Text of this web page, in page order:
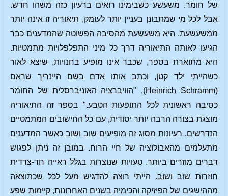
של חומר. משעשע כשבימינו רואים ברעיון כזה משהו חדש.
אבל לכל מי שמתבונן בעניין יותר לעומק, תיאוריה זו אינה יותר
ממשעשעת. היא משעשעת מהסיבה הפשוטה שהמדענים כבר
הגיעו לאותה התיאוריה דרך כל מיני התפלפלויות מתמטיות.
היא מתוארת בספר, שכבר אינו מופיע בחנויות, שיצא לאור
כשהייתי ילד קטן, וכתב אותו אדם בשם היינריך שראם
(Heinrich Schramm), "הוויברציה האוניברסלית של החומר
כסיבה ראשונית לכל התופעות הטבע." בספר זה התיאוריה
מוצגת בצורה הרבה יותר יסודית, עם כל החישובים המתמטיים
הנדרשים. רעיונות מסוג זה מופיעים שוב ושוב כאשר המדענים
מתעלמים מהאבולוציה של חיי הרוח. במובן זה ניתן לפגוש
דברים מוזרים ביותר. טעויות שנוצרות בגלל ראייה חד-צדדית
חוזרות שוב ושוב. הייתי רוצה להדגיש מעל לכל שכתוצאה
מההישגים של הפיזיקה והכימיה בשנים האחרונות, קיימות שפע